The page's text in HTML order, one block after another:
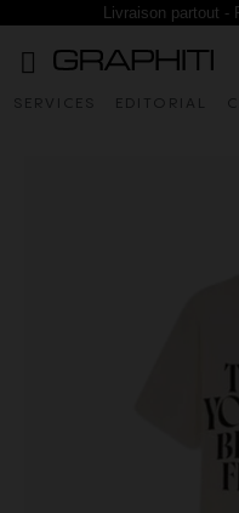
Livraison partout -
SERVICES EDITORIAL